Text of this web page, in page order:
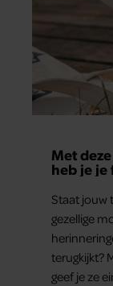
Met
heb je je
Staat jouw
gezellige
terugkijkt?
geef je ze